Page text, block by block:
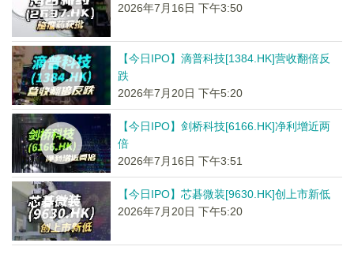
2026年7月16日 下午3:50
【今日IPO】滴普科技[1384.HK]营收翻倍反
跌
2026年7月20日 下午5:20
【今日IPO】剑桥科技[6166.HK]净利增近两
倍
2026年7月16日 下午3:51
【今日IPO】芯碁微装[9630.HK]创上市新低
2026年7月20日 下午5:20